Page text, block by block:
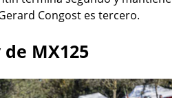
Congost es tercero.
MX125